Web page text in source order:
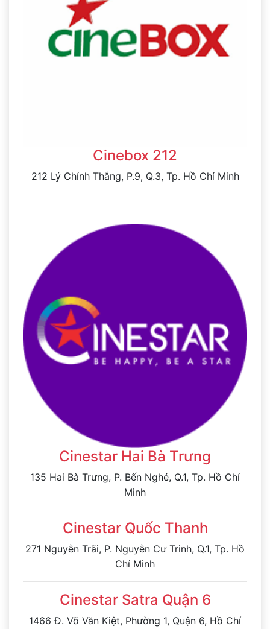
Cinebox 212
212 Lý Chính Thắng, P.9, Q.3, Tp. Hồ Chí Minh
Cinestar Hai Bà Trưng
135 Hai Bà Trưng, P. Bến Nghé, Q.1, Tp. Hồ Chí
Minh
Cinestar Quốc Thanh
271 Nguyễn Trãi, P. Nguyễn Cư Trinh, Q.1, Tp. Hồ
Chí Minh
Cinestar Satra Quận 6
1466 Đ. Võ Văn Kiệt, Phường 1, Quận 6, Hồ Chí